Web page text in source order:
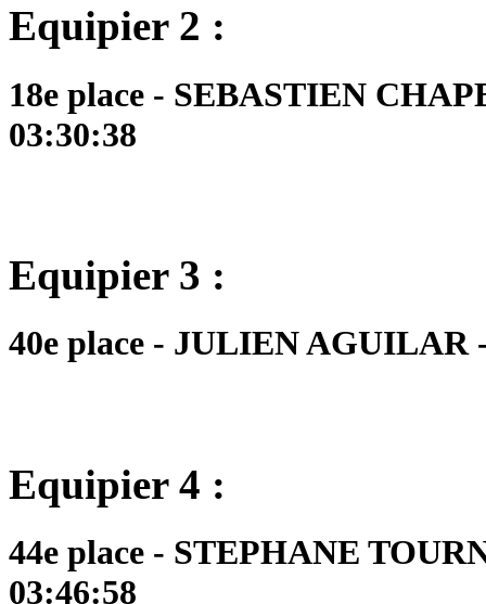
Equipier 2 :
18e place - SEBASTIEN
03:30:38
Equipier 3 :
40e place - JULIEN AGUILAR
Equipier 4 :
44e place - STEPHANE
03:46:58